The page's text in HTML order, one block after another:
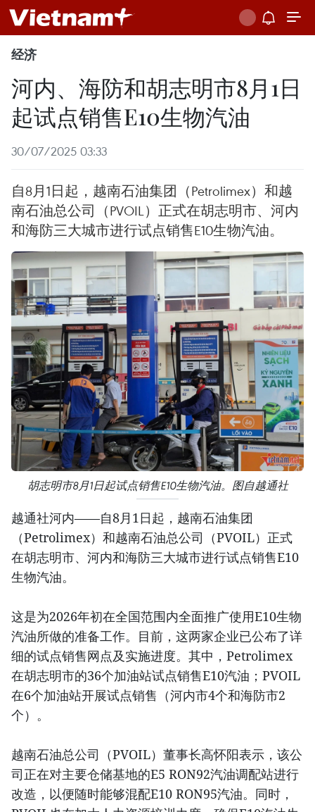
经济
河内、海防和胡志明市8月1日
起试点销售E10生物汽油
30/07/2025 03:33
自8月1日起，越南石油集团（Petrolimex）和越
南石油总公司（PVOIL）正式在胡志明市、河内
和海防三大城市进行试点销售E10生物汽油。
胡志明市8月1日起试点销售E10生物汽油。图自越通社
越通社河内——自8月1日起，越南石油集团
（Petrolimex）和越南石油总公司（PVOIL）正式
在胡志明市、河内和海防三大城市进行试点销售E10
生物汽油。
这是为2026年初在全国范围内全面推广使用E10生物
汽油所做的准备工作。目前，这两家企业已公布了详
细的试点销售网点及实施进度。其中，Petrolimex
在胡志明市的36个加油站试点销售E10汽油；PVOIL
在6个加油站开展试点销售（河内市4个和海防市2
个）。
越南石油总公司（PVOIL）董事长高怀阳表示，该公
司正在对主要仓储基地的E5 RON92汽油调配站进行
改造，以便随时能够混配E10 RON95汽油。同时，